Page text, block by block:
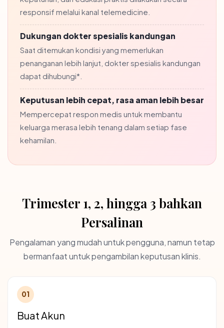
responsif melalui kanal telemedicine.
Dukungan dokter spesialis kandungan
Saat ditemukan kondisi yang memerlukan
penanganan lebih lanjut, dokter spesialis kandungan
dapat dihubungi*.
Keputusan lebih cepat, rasa aman lebih besar
Mempercepat respon medis untuk membantu
keluarga merasa lebih tenang dalam setiap fase
kehamilan.
Trimester 1, 2, hingga 3 bahkan
Persalinan
Pengalaman yang mudah untuk pengguna, namun tetap
bermanfaat untuk pengambilan keputusan klinis.
01
Buat Akun